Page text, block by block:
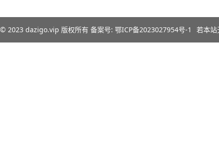
© 2023 dazigo.vip 版权所有 备案号: 鄂ICP备2023027954号-1 若本